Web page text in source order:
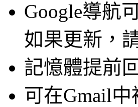
Google導航
如果更新，
記憶體提前
可在Gmail